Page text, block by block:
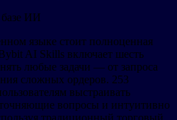
ИИ
языке стоит полноценная
AI Skills включает шесть
любые задачи — от запроса
сложных ордеров. 253
выстраивать
вопросы и интуитивно
традиционный торговый